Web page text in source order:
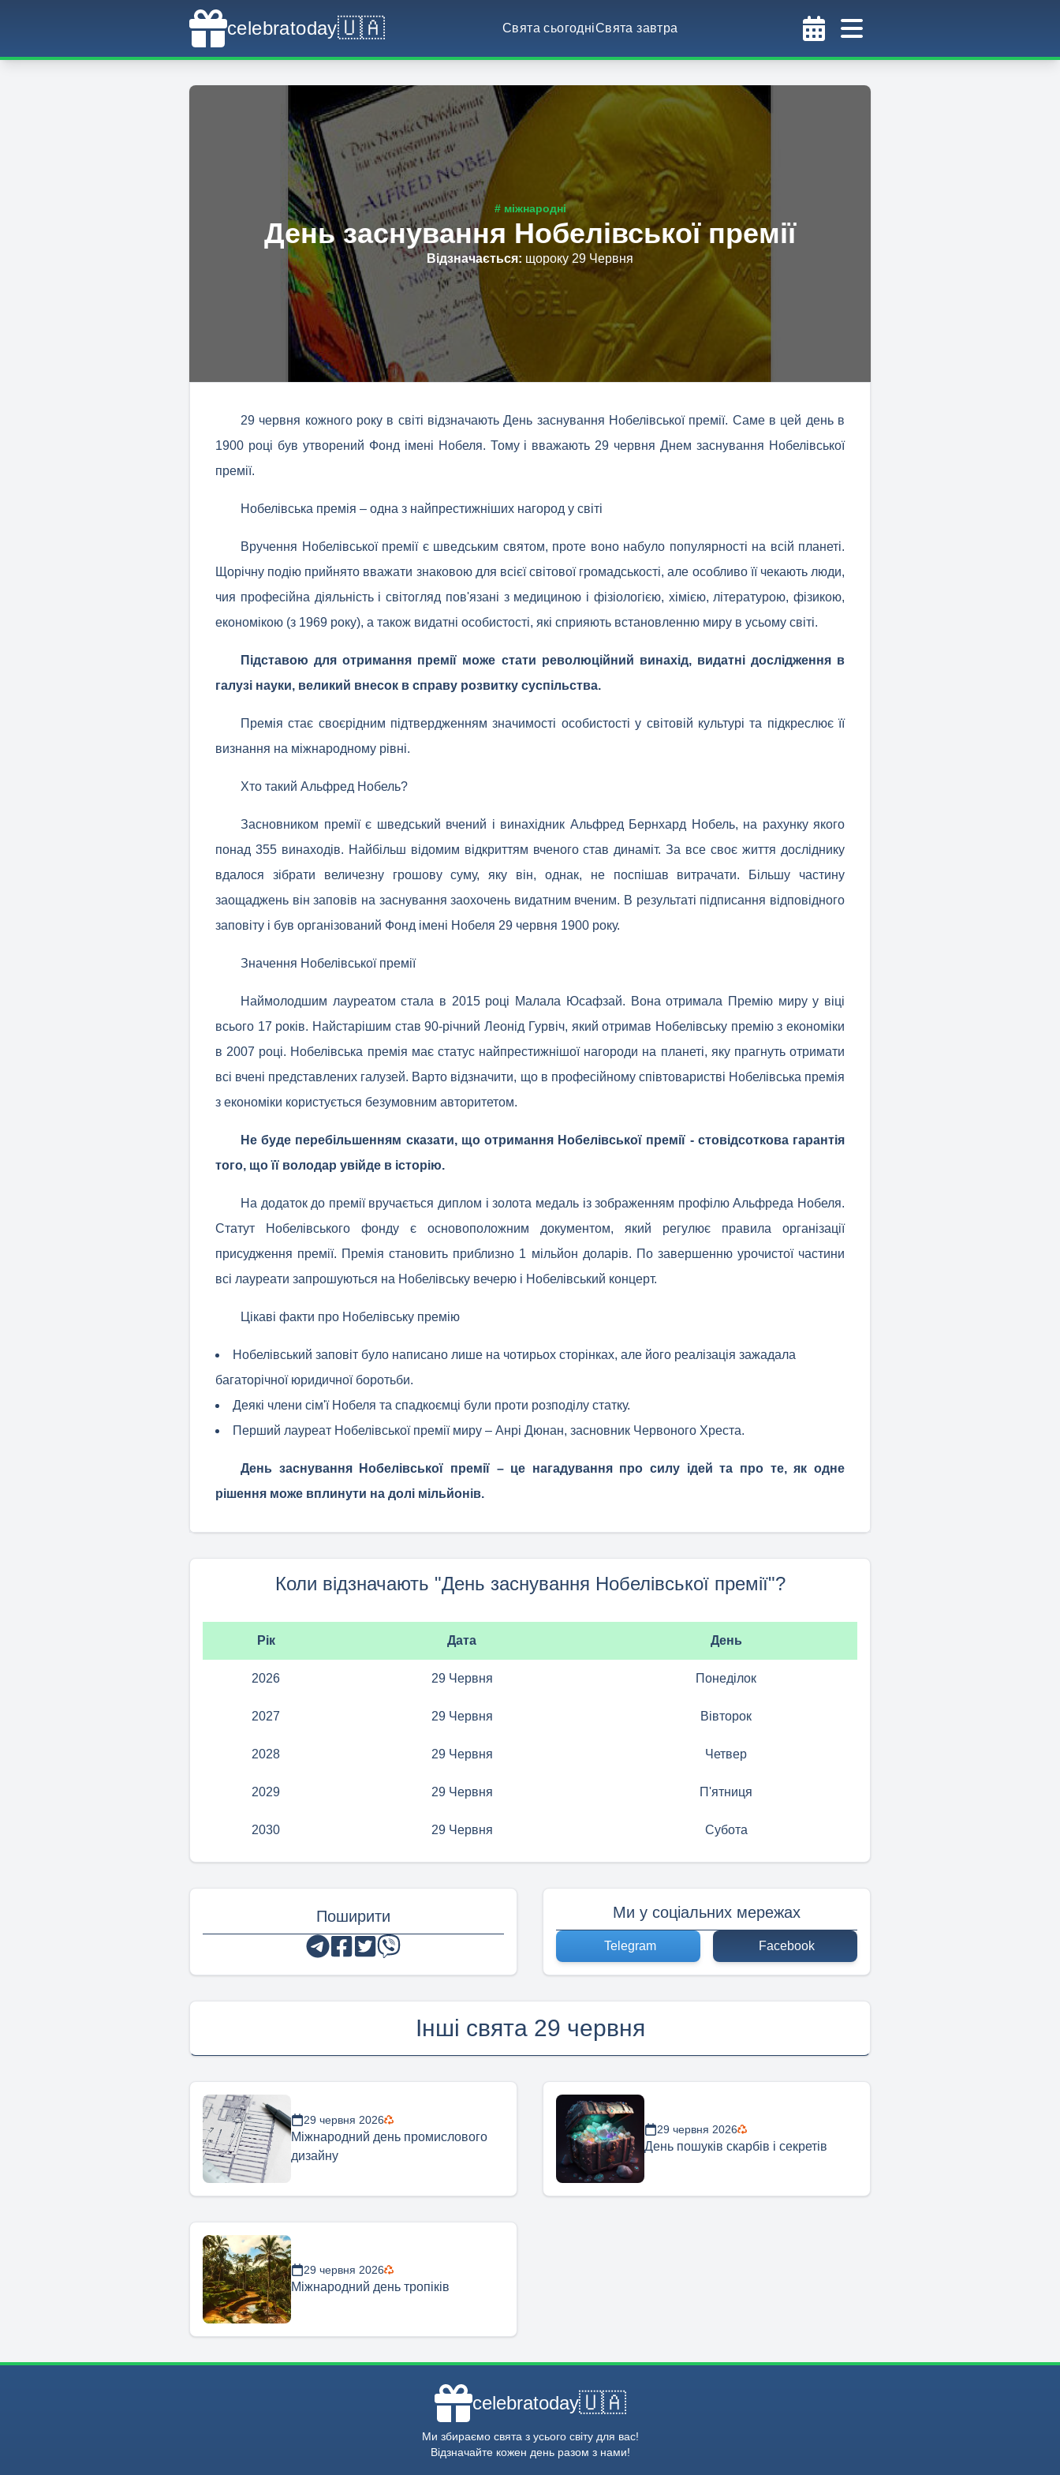
celebratoday🇺🇦 Свята сьогодніСвята завтра
# міжнародні
День заснування Нобелівської премії
Відзначається: щороку 29 Червня
29 червня кожного року в світі відзначають День заснування Нобелівської премії. Саме в цей день в
1900 році був утворений Фонд імені Нобеля. Тому і вважають 29 червня Днем заснування Нобелівської
премії.
Нобелівська премія – одна з найпрестижніших нагород у світі
Вручення Нобелівської премії є шведським святом, проте воно набуло популярності на всій планеті.
Щорічну подію прийнято вважати знаковою для всієї світової громадськості, але особливо її чекають люди,
чия професійна діяльність і світогляд пов'язані з медициною і фізіологією, хімією, літературою, фізикою,
економікою (з 1969 року), а також видатні особистості, які сприяють встановленню миру в усьому світі.
Підставою для отримання премії може стати революційний винахід, видатні дослідження в
галузі науки, великий внесок в справу розвитку суспільства.
Премія стає своєрідним підтвердженням значимості особистості у світовій культурі та підкреслює її
визнання на міжнародному рівні.
Хто такий Альфред Нобель?
Засновником премії є шведський вчений і винахідник Альфред Бернхард Нобель, на рахунку якого
понад 355 винаходів. Найбільш відомим відкриттям вченого став динаміт. За все своє життя досліднику
вдалося зібрати величезну грошову суму, яку він, однак, не поспішав витрачати. Більшу частину
заощаджень він заповів на заснування заохочень видатним вченим. В результаті підписання відповідного
заповіту і був організований Фонд імені Нобеля 29 червня 1900 року.
Значення Нобелівської премії
Наймолодшим лауреатом стала в 2015 році Малала Юсафзай. Вона отримала Премію миру у віці
всього 17 років. Найстарішим став 90-річний Леонід Гурвіч, який отримав Нобелівську премію з економіки
в 2007 році. Нобелівська премія має статус найпрестижнішої нагороди на планеті, яку прагнуть отримати
всі вчені представлених галузей. Варто відзначити, що в професійному співтоваристві Нобелівська премія
з економіки користується безумовним авторитетом.
Не буде перебільшенням сказати, що отримання Нобелівської премії - стовідсоткова гарантія
того, що її володар увійде в історію.
На додаток до премії вручається диплом і золота медаль із зображенням профілю Альфреда Нобеля.
Статут Нобелівського фонду є основоположним документом, який регулює правила організації
присудження премії. Премія становить приблизно 1 мільйон доларів. По завершенню урочистої частини
всі лауреати запрошуються на Нобелівську вечерю і Нобелівський концерт.
Цікаві факти про Нобелівську премію
Нобелівський заповіт було написано лише на чотирьох сторінках, але його реалізація зажадала
багаторічної юридичної боротьби.
Деякі члени сім'ї Нобеля та спадкоємці були проти розподілу статку.
Перший лауреат Нобелівської премії миру – Анрі Дюнан, засновник Червоного Хреста.
День заснування Нобелівської премії – це нагадування про силу ідей та про те, як одне
рішення може вплинути на долі мільйонів.
Коли відзначають "День заснування Нобелівської премії"?
Рік Дата День
2026 29 Червня Понеділок
2027 29 Червня Вівторок
2028 29 Червня Четвер
2029 29 Червня П'ятниця
2030 29 Червня Субота
Поширити Ми у соціальних мережах
Telegram Facebook
Інші свята 29 червня
29 червня 2026
Міжнародний день промислового
дизайну
29 червня 2026
День пошуків скарбів і секретів
29 червня 2026
Міжнародний день тропіків
celebratoday🇺🇦
Ми збираємо свята з усього світу для вас!
Відзначайте кожен день разом з нами!